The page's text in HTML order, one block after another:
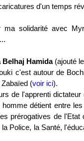
d'un temps
ma solidarité avec
Hamida (ajouté
c'est autour de
(voir ici).
de l'apprenti
détient entre
prérogatives de
Police, la Santé,